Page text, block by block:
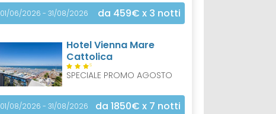
01/06/2026 - 31/08/2026 da 459€ x 3 notti
Hotel Vienna Mare
Cattolica
S
SPECIALE PROMO AGOSTO
01/08/2026 - 31/08/2026 da 1850€ x 7 notti